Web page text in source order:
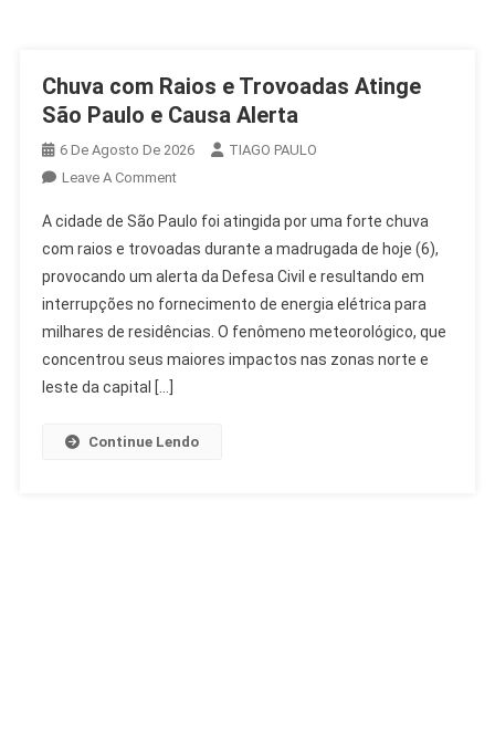
Chuva com Raios e Trovoadas Atinge
São Paulo e Causa Alerta
6 De Agosto De 2026
TIAGO PAULO
Leave A CommentOn
Com
Raios
E
Trovoadas
Atinge
São
A cidade de São Paulo foi atingida por uma forte chuva
com raios e trovoadas durante a madrugada de hoje (6),
provocando um alerta da Defesa Civil e resultando em
interrupções no fornecimento de energia elétrica para
milhares de residências. O fenômeno meteorológico, que
concentrou seus maiores impactos nas zonas norte e
leste da capital […]
Continue Lendo